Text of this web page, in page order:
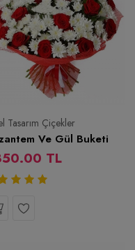
Tasarım Çiçekler
Ve Gül Buketi
TL